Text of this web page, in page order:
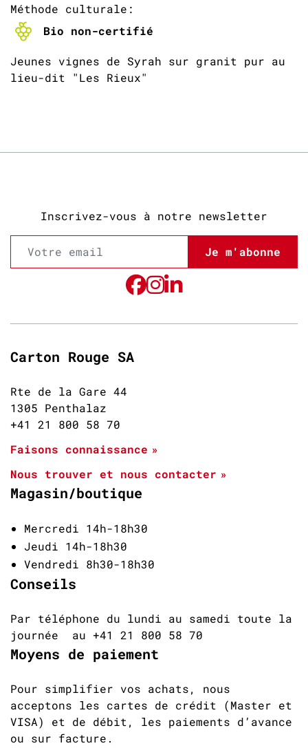
Méthode culturale:
Bio non-certifié
Jeunes vignes de Syrah sur granit pur au
lieu-dit "Les Rieux"
Inscrivez-vous à notre newsletter
Je m'abonne
Carton Rouge SA
Rte de la Gare 44
1305 Penthalaz
+41 21 800 58 70
Faisons connaissance
Nous trouver et nous contacter
Magasin/boutique
Mercredi 14h-18h30
Jeudi 14h-18h30
Vendredi 8h30-18h30
Conseils
Par téléphone du lundi au samedi toute la
journée au +41 21 800 58 70
Moyens de paiement
Pour simplifier vos achats, nous
acceptons les cartes de crédit (Master et
VISA) et de débit, les paiements d’avance
ou sur facture.